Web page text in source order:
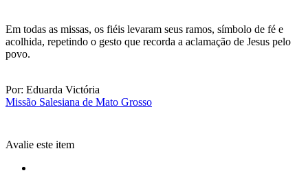
Em todas as missas, os fiéis levaram seus ramos, símbolo de fé e
acolhida, repetindo o gesto que recorda a aclamação de Jesus pelo
povo.
Por: Eduarda Victória
Missão Salesiana de Mato Grosso
Avalie este item